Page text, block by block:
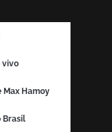
vivo
Max Hamoy
Brasil